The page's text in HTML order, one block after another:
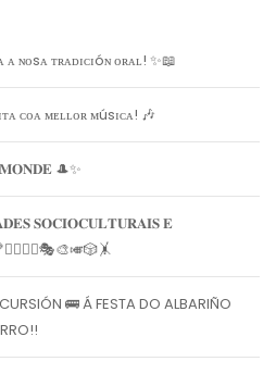
ɴᴏsᴀ ᴛʀᴀᴅɪᴄɪóɴ ᴏʀᴀʟ! ✨📖
ᴄᴏᴀ ᴍᴇʟʟᴏʀ ᴍúsɪᴄᴀ! 🎶
🎩✨
𝐒𝐎𝐂𝐈𝐎𝐂𝐔𝐋𝐓𝐔𝐑𝐀𝐈𝐒 𝐄
🚌 Á FESTA DO ALBARIÑO